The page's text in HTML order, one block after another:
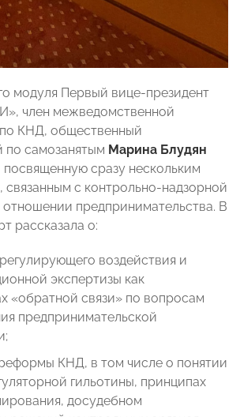
модуля Первый вице-президент
член межведомственной
КНД, общественный
по самозанятым Марина Блудян
сразу нескольким
с контрольно-надзорной
отношении предпринимательства. В
рассказала о:
воздействия и
экспертизы как
«обратной связи» по вопросам
предпринимательской
КНД, в том числе о понятии
гильотины, принципах
досудебном